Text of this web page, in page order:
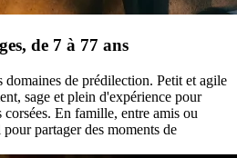
de 7 à 77 ans
domaines de prédilection. Petit et agile
sage et plein d'expérience pour
corsées. En famille, entre amis ou
partager des moments de